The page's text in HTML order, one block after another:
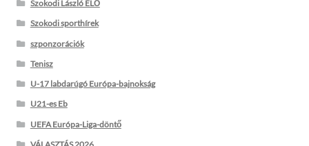
Szokodi László ÉLŐ
Szokodi sporthírek
szponzorációk
Tenisz
U-17 labdarúgó Európa-bajnokság
U21-es Eb
UEFA Európa-Liga-döntő